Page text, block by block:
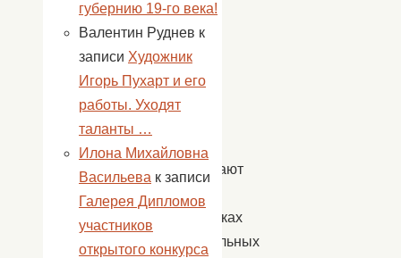
жители
вспоминают
сотрудниках
коммунальных
губернию 19-го века!
Валентин Руднев к
записи Художник
Игорь Пухарт и его
работы. Уходят
таланты …
Илона Михайловна
Васильева к записи
Галерея Дипломов
участников
открытого конкурса